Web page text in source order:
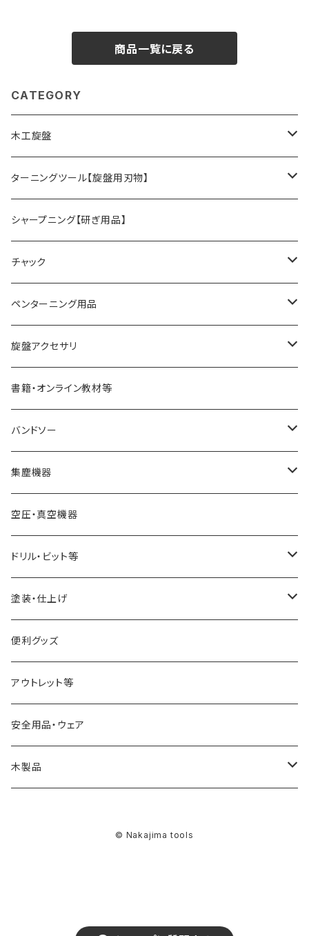
商品一覧に戻る
CATEGORY
木工旋盤
旋盤オプションパーツ
ターニングツール【旋盤用刃物】
HSSツール
ACUTUS
NaCT
スクレーパー
パーティングツール
替刃式ツール
リングツール
コアリングツール
ホローイングツール
ハンドル
シャープニング【研ぎ用品】
チャック
4爪スクロールチャック
真空チャッキング用品
ペンターニング用品
ペン金具キット
ペンメイキングツール
旋盤アクセサリ
センター類
フェイスプレート
ドリル・コレットチャック
ワークライト（照明
球体治具
書籍・オンライン教材等
バンドソー
バンドソーブレード（帯鋸刃）
幅6mm
幅13mm
バンドソー本体
集塵機器
集塵機本体
集塵機オプションパーツ
空圧・真空機器
ドリル・ビット等
フォスナービット
ストレートドリル
塗装・仕上げ
サンディング用品
便利グッズ
アウトレット等
安全用品・ウェア
木製品
© Nakajima tools